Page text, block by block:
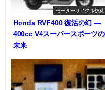
モーターサイクル技術
Honda RVF400 復活の幻 ―
400cc V4スーパースポーツの
未来